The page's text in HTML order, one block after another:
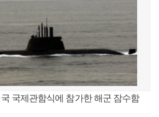
국제관함식에 참가한 해군 잠수함